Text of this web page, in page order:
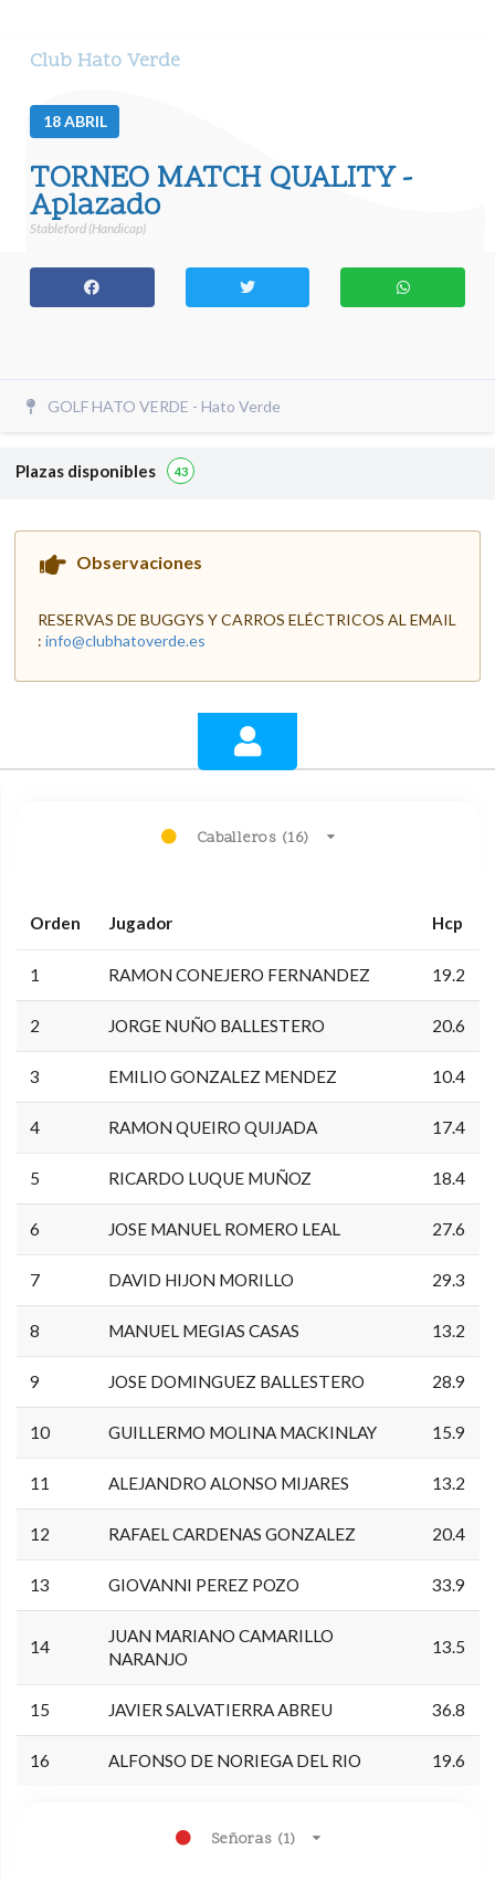
Club Hato Verde
18ABRIL
TORNEO MATCH QUALITY -
Aplazado
Stableford (Handicap)
GOLF HATO VERDE - Hato Verde
Plazas disponibles 43
Observaciones
RESERVAS DE BUGGYS Y CARROS ELÉCTRICOS AL EMAIL
: info@clubhatoverde.es
Caballeros (16)
Orden Jugador Hcp
1 RAMON CONEJERO FERNANDEZ 19.2
2 JORGE NUÑO BALLESTERO 20.6
3 EMILIO GONZALEZ MENDEZ 10.4
4 RAMON QUEIRO QUIJADA 17.4
5 RICARDO LUQUE MUÑOZ 18.4
6 JOSE MANUEL ROMERO LEAL 27.6
7 DAVID HIJON MORILLO 29.3
8 MANUEL MEGIAS CASAS 13.2
9 JOSE DOMINGUEZ BALLESTERO 28.9
10 GUILLERMO MOLINA MACKINLAY 15.9
11 ALEJANDRO ALONSO MIJARES 13.2
12 RAFAEL CARDENAS GONZALEZ 20.4
13 GIOVANNI PEREZ POZO 33.9
14
JUAN MARIANO CAMARILLO
NARANJO
13.5
15 JAVIER SALVATIERRA ABREU 36.8
16 ALFONSO DE NORIEGA DEL RIO 19.6
Señoras (1)